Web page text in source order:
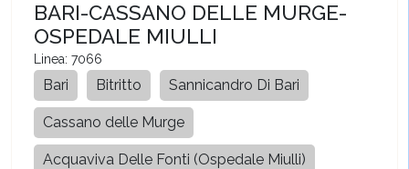
BARI-CASSANO DELLE MURGE-
OSPEDALE MIULLI
Linea: 7066
Bari Bitritto Sannicandro Di Bari
Cassano delle Murge
Acquaviva Delle Fonti (Ospedale Miulli)